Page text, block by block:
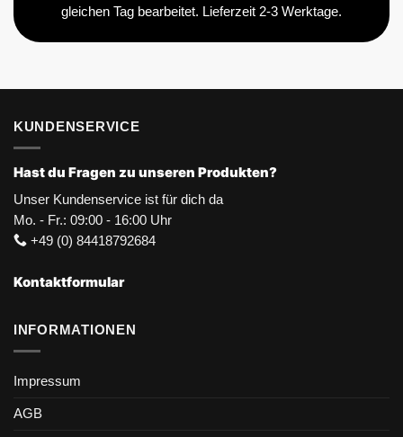
gleichen Tag bearbeitet. Lieferzeit 2-3 Werktage.
KUNDENSERVICE
Hast du Fragen zu unseren Produkten?
Unser Kundenservice ist für dich da
Mo. - Fr.: 09:00 - 16:00 Uhr
+49 (0) 84418792684
Kontaktformular
INFORMATIONEN
Impressum
AGB